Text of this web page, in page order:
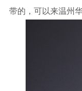
带的，可以来温州